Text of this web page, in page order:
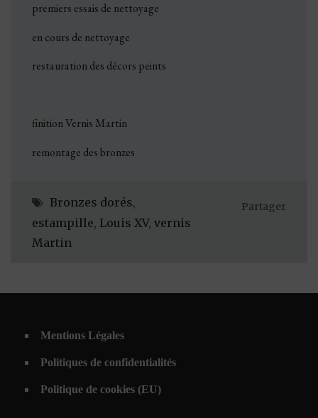
premiers essais de nettoyage
en cours de nettoyage
restauration des décors peints
finition Vernis Martin
remontage des bronzes
Bronzes dorés,
estampille, Louis XV, vernis
Martin
Partager
Mentions Légales
Politiques de confidentialités
Politique de cookies (EU)